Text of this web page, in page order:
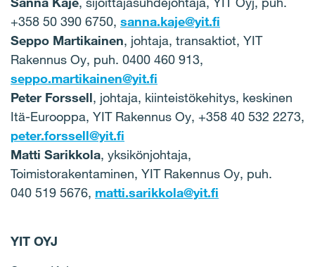
+358 50 390 6750, sanna.kaje@yit.fi
Seppo Martikainen, johtaja, transaktiot, YIT
Rakennus Oy, puh. 0400 460 913,
seppo.martikainen@yit.fi
Peter Forssell, johtaja, kiinteistökehitys, keskinen
Itä-Eurooppa, YIT Rakennus Oy, +358 40 532 2273,
peter.forssell@yit.fi
Matti Sarikkola, yksikönjohtaja,
Toimistorakentaminen, YIT Rakennus Oy, puh.
040 519 5676, matti.sarikkola@yit.fi
YIT OYJ